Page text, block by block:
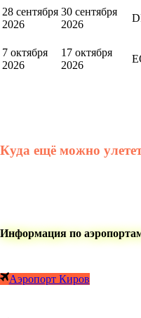
28 сентября
2026
30 сентября
2026
7 октября
2026
17 октября
2026
Куда ещё можно
Информация по
Аэропорт Киров